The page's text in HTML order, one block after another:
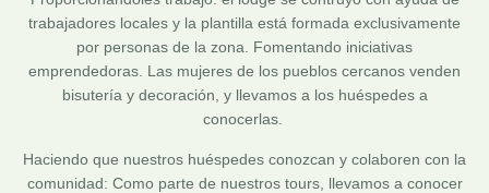
trabajadores locales y la plantilla está formada exclusivamente
por personas de la zona. Fomentando iniciativas
emprendedoras. Las mujeres de los pueblos cercanos venden
bisutería y decoración, y llevamos a los huéspedes a
conocerlas.
Haciendo que nuestros huéspedes conozcan y colaboren con la
comunidad: Como parte de nuestros tours, llevamos a conocer